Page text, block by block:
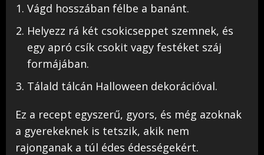
Vágd hosszában félbe a banánt.
Helyezz rá két csokicseppet szemnek, és
egy apró csík csokit vagy festéket száj
formájában.
Tálald tálcán Halloween dekorációval.
Ez a recept egyszerű, gyors, és még azoknak
a gyerekeknek is tetszik, akik nem
rajonganak a túl édes édességekért.